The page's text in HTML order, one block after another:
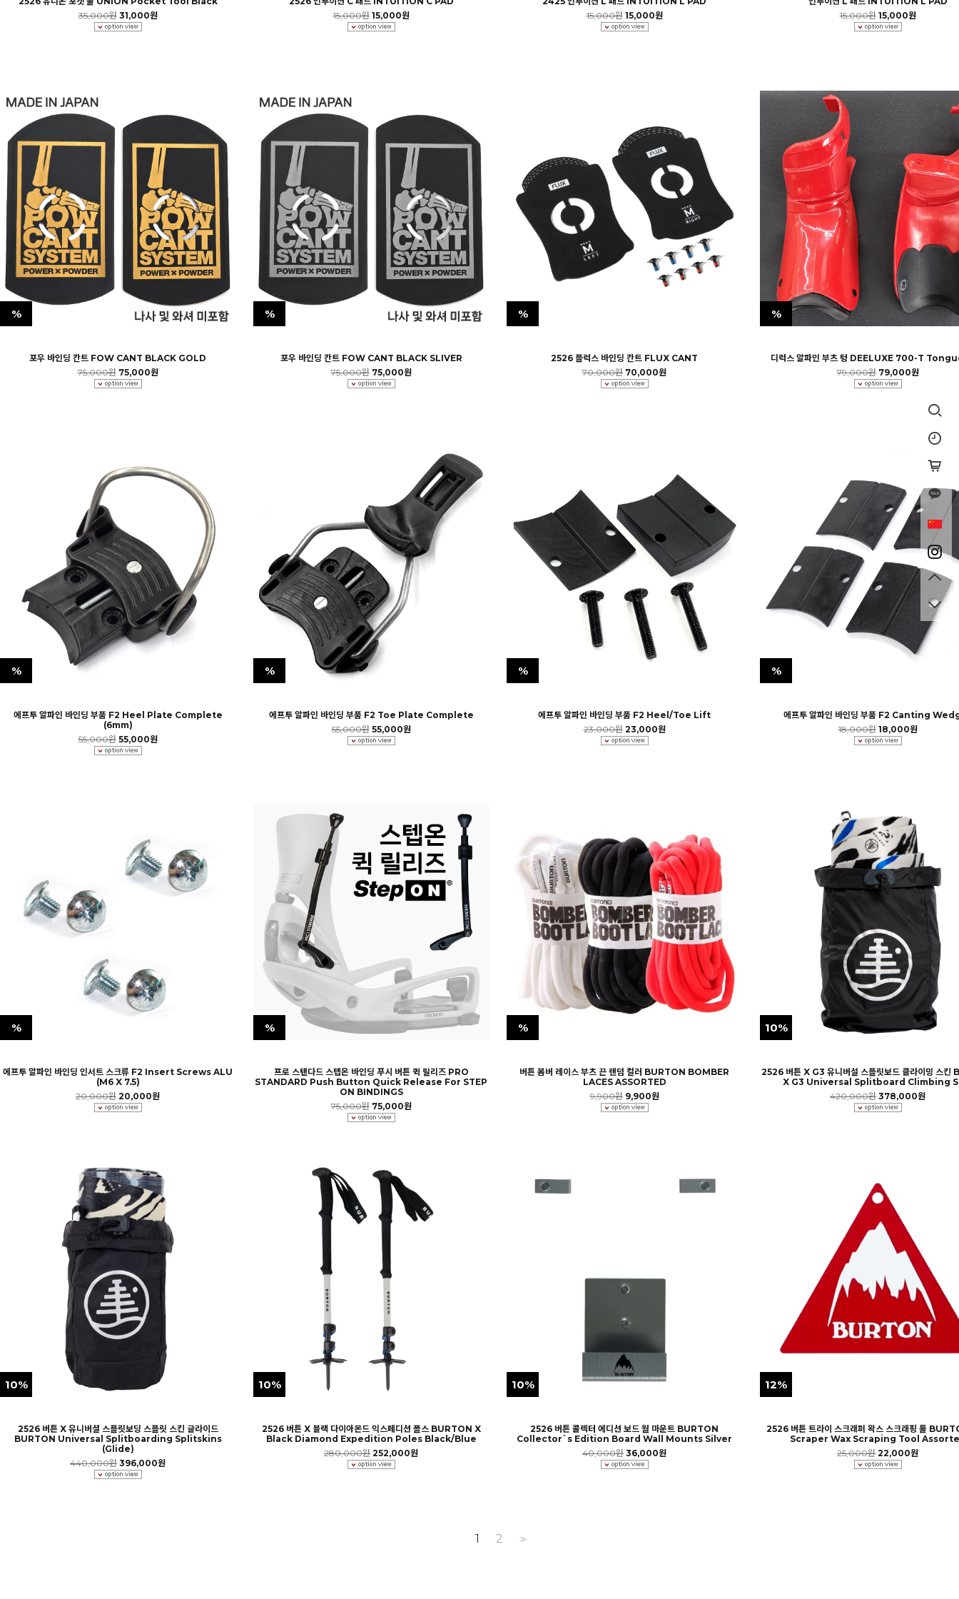
35,000원 31,000원
15,000원 15,000원
15,000원 15,000원
15,000원 15,000원
%
포우 바인딩 칸트 FOW CANT BLACK GOLD
75,000원 75,000원
%
포우 바인딩 칸트 FOW CANT BLACK SLIVER
75,000원 75,000원
%
2526 플럭스 바인딩 칸트 FLUX CANT
70,000원 70,000원
%
디럭스 알파인 부츠 텅 DEELUXE 700-T
79,000원 79,000원
%
에프투 알파인 바인딩 부품 F2 Heel Plate Complete
(6mm)
55,000원 55,000원
%
에프투 알파인 바인딩 부품 F2 Toe Plate Complete
55,000원 55,000원
%
에프투 알파인 바인딩 부품 F2 Heel/Toe Lift
23,000원 23,000원
%
에프투 알파인 바인딩 부품 F2 Canting
18,000원 18,000원
%
에프투 알파인 바인딩 인서트 스크류 F2 Insert Screws ALU
(M6 X 7.5)
20,000원 20,000원
%
프로 스탠다드 스텝온 바인딩 푸시 버튼 퀵 릴리즈 PRO
STANDARD Push Button Quick Release For STEP
ON BINDINGS
75,000원 75,000원
%
버튼 봄버 레이스 부츠 끈 랜덤 컬러 BURTON BOMBER
LACES ASSORTED
9,900원 9,900원
10%
2526 버튼 X G3 유니버설 스플릿보드 클라이밍 스킨
X G3 Universal Splitboard Climbing
420,000원 378,000원
10%
2526 버튼 X 유니버셜 스플릿보딩 스플릿 스킨 글라이드
BURTON Universal Splitboarding Splitskins
(Glide)
440,000원 396,000원
10%
2526 버튼 X 블랙 다이아몬드 익스페디션 폴스 BURTON X
Black Diamond Expedition Poles Black/Blue
280,000원 252,000원
10%
2526 버튼 콜렉터 에디션 보드 월 마운트 BURTON
Collector`s Edition Board Wall Mounts Silver
40,000원 36,000원
12%
2526 버튼 트라이 스크래퍼 왁스 스크래핑 툴
Scraper Wax Scraping Tool
25,000원 22,000원
1 2 >>